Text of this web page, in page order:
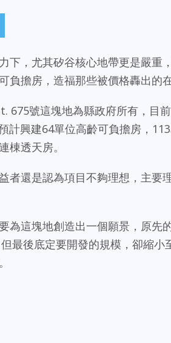
下，尤其矽谷核心地帶更是嚴重
負擔房，造福那些被價格轟出的在
675號這塊地為縣政府所有，目
計興建64單位高齡可負擔房，
棟透天房。
者還是認為項目不夠理想，主要
為這塊地創造出一個願景，原先
最後底定要開發的規模，卻縮